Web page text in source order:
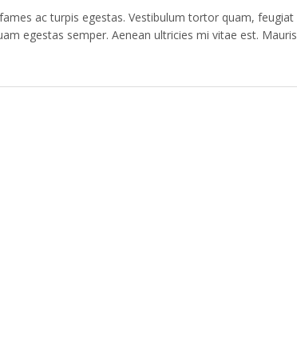
ac turpis egestas. Vestibulum tortor quam, feugiat
egestas semper. Aenean ultricies mi vitae est. Mauris